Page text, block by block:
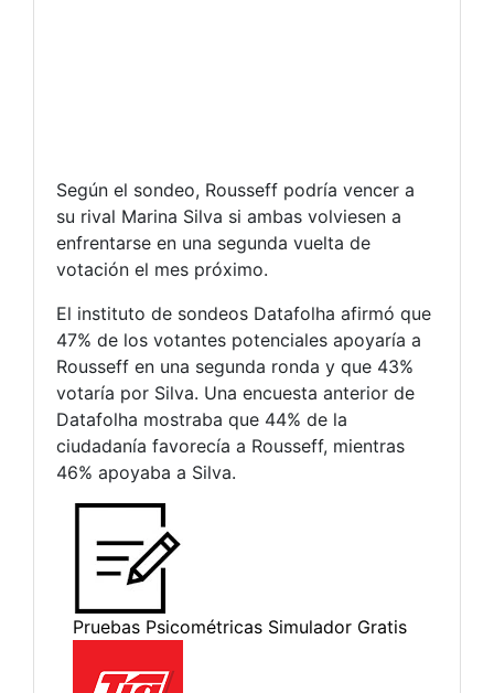
Según el sondeo, Rousseff podría vencer a
su rival Marina Silva si ambas volviesen a
enfrentarse en una segunda vuelta de
votación el mes próximo.
El instituto de sondeos Datafolha afirmó que
47% de los votantes potenciales apoyaría a
Rousseff en una segunda ronda y que 43%
votaría por Silva. Una encuesta anterior de
Datafolha mostraba que 44% de la
ciudadanía favorecía a Rousseff, mientras
46% apoyaba a Silva.